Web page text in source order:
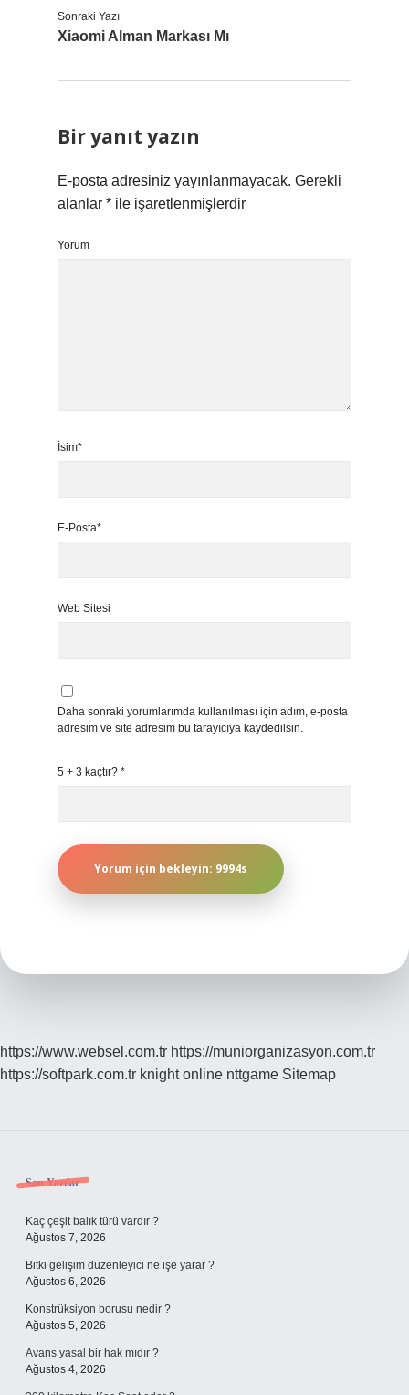
Sonraki Yazı
Xiaomi Alman Markası Mı
Bir yanıt yazın
E-posta adresiniz yayınlanmayacak. Gerekli
alanlar * ile işaretlenmişlerdir
Yorum
İsim*
E-Posta*
Web Sitesi
Daha sonraki yorumlarımda kullanılması için adım, e-posta
adresim ve site adresim bu tarayıcıya kaydedilsin.
5 + 3 kaçtır? *
https://www.websel.com.tr https://muniorganizasyon.com.tr
https://softpark.com.tr knight online nttgame Sitemap
Sidebar
Son Yazılar
Kaç çeşit balık türü vardır ?
Ağustos 7, 2026
Bitki gelişim düzenleyici ne işe yarar ?
Ağustos 6, 2026
Konstrüksiyon borusu nedir ?
Ağustos 5, 2026
Avans yasal bir hak mıdır ?
Ağustos 4, 2026